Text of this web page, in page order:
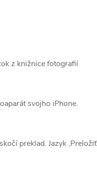
z knižnice fotografií
svojho iPhone.
preklad. Jazyk ‚Preložiť